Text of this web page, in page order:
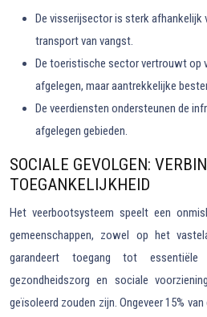
De visserijsector is sterk afhankelijk
transport van vangst.
De toeristische sector vertrouwt op
afgelegen, maar aantrekkelijke
De veerdiensten ondersteunen de
afgelegen gebieden.
SOCIALE GEVOLGEN:
TOEGANKELIJKHEID
Het veerbootsysteem speelt een
gemeenschappen, zowel op het
garandeert toegang tot
gezondheidszorg en sociale
geïsoleerd zouden zijn. Ongeveer 15%